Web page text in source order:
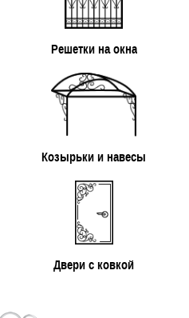
Решетки на окна
Козырьки и навесы
Двери с ковкой